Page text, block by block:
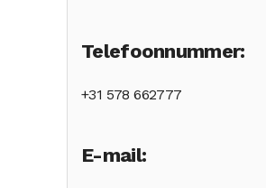
Telefoonnummer:
+31 578 662777
E-mail: